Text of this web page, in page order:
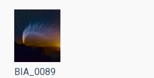
BIA_0089